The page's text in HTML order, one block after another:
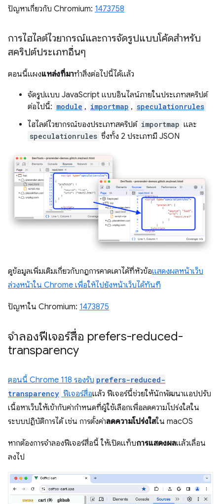
ปัญหาเกี่ยวกับ Chromium: 1473758
การไฮไลต์ไวยากรณ์และการจัดรูปแบบโค้ดสำหรับ
สคริปต์ประเภทอื่นๆ
ตอนนี้แผงแหล่งที่มาทำสิ่งต่อไปนี้ได้แล้ว
จัดรูปแบบ JavaScript แบบอินไลน์ภายในประเภทสคริปต์
ต่อไปนี้: module , importmap , speculationrules
ไฮไลต์ไวยากรณ์ของประเภทสคริปต์ importmap และ
speculationrules ซึ่งทั้ง 2 ประเภทมี JSON
ดูข้อมูลเพิ่มเติมเกี่ยวกับกฎการคาดเดาได้ที่หัวข้อแสดงผลหน้าเว็บ
ล่วงหน้าใน Chrome เพื่อให้ไปยังหน้าเว็บได้ทันที
ปัญหาใน Chromium: 1473875
จำลองฟีเจอร์สื่อ prefers-reduced-
transparency
ตอนนี้ Chrome 118 รองรับ prefers-reduced-
transparency ฟีเจอร์สื่อแล้ว ฟีเจอร์นี้ช่วยให้นักพัฒนาแอปปรับ
เนื้อหาเว็บให้เข้ากับค่ากำหนดที่ผู้ใช้เลือกเพื่อลดความโปร่งใสใน
ระบบปฏิบัติการได้ เช่น การตั้งค่าลดความโปร่งใสใน macOS
หากต้องการจำลองฟีเจอร์สื่อนี้ ให้เปิดแท็บการแสดงผลแล้วเลื่อน
ลงไป